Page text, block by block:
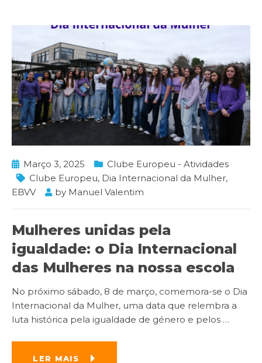
Março 3, 2025
Clube Europeu - Atividades
Clube Europeu, Dia Internacional da Mulher,
EBVV
by Manuel Valentim
Mulheres unidas pela
igualdade: o Dia Internacional
das Mulheres na nossa escola
No próximo sábado, 8 de março, comemora-se o Dia
Internacional da Mulher, uma data que relembra a
luta histórica pela igualdade de género e pelos …
LER MAIS